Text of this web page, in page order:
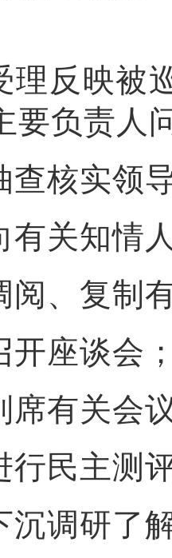
理反映
要负责人
查核实领
有关知情
阅、复制
开座谈会
席有关会
行民主测
沉调研了